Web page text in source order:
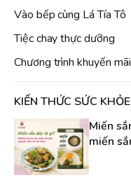
Vào bếp cùng Lá Tía Tô
Tiệc chay thực dưỡng
Chương trình khuyến mãi
KIẾN THỨC SỨC KHỎE
Miến
miến